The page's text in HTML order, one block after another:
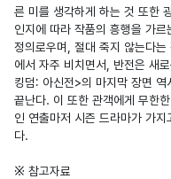
른 미를 생각하게 하는 것 또한
인지에 따라 작품의 흥행을 가
정의로우며, 절대 죽지 않는다
에서 자주 비치면서, 반전은 새
킹덤: 아신전>의 마지막 장면
끝난다. 이 또한 관객에게 무한
인 연출마저 시즌 드라마가 가
다.
※ 참고자료